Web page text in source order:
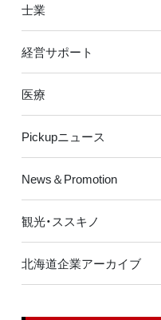
士業
経営サポート
医療
Pickupニュース
News＆Promotion
観光・ススキノ
北海道企業アーカイブ